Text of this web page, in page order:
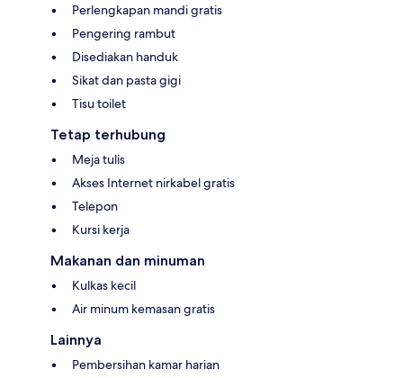
Perlengkapan mandi gratis
Pengering rambut
Disediakan handuk
Sikat dan pasta gigi
Tisu toilet
Tetap terhubung
Meja tulis
Akses Internet nirkabel gratis
Telepon
Kursi kerja
Makanan dan minuman
Kulkas kecil
Air minum kemasan gratis
Lainnya
Pembersihan kamar harian